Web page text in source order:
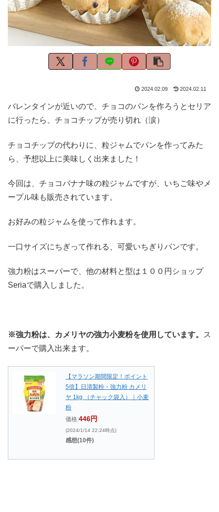
2024.02.09 2024.02.11
バレンタインが近いので、チョコのパンを作ろうとセリア
に行ったら、チョコチップが売り切れ（涙）
チョコチップの代わりに、粒ジャムでパンを作ってみた
ら、予想以上に美味しく出来ました！
今回は、チョコバナナ味の粒ジャムですが、いちご味やメ
ープル味も販売されています。
お好みの粒ジャムを使って作れます。
一口サイズにちぎって作れる、可愛いちぎりパンです。
強力粉はスーパーで、他の材料と型は１００円ショップ
Seriaで購入しました。
※強力粉は、カメリヤの強力小麦粉を使用しています。
ス
ーパーで購入出来ます。
【マラソン期間限定！ポイント
5倍】日清製粉・強力粉 カメリ
ヤ 1kg （チャック袋入）｜小麦
粉
価格:446円
(2024/1/14 22:24時点)
感想(10件)